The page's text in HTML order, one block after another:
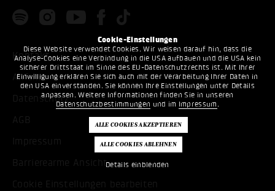
Cookie-Einstellungen
Diese Website verwendet Cookies. Wir weisen darauf hin, dass die
Analyse-Cookies eine Verbindung in die USA aufbauen und die USA kein
sicherer Drittstaat im Sinne des EU-Datenschutzrechts ist. Mit Ihrer
Einwilligung erklären Sie sich auch mit der Verarbeitung Ihrer Daten in
den USA einverstanden. Sie können Ihre Einstellungen unter Details
anpassen. Weitere Informationen finden Sie in unseren
Datenschutzbestimmungen und im Impressum .
Details einblenden
Kontakt
Anfahrt
Datenschutz
AGB
Impressum
Barrierearme Ansicht
Cookie Einstellungen bearbeiten